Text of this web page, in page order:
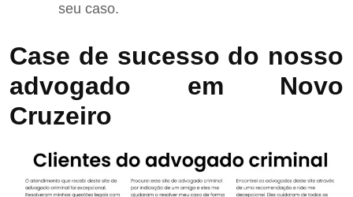
seu caso.
Case de sucesso do nosso
advogado em Novo
Cruzeiro